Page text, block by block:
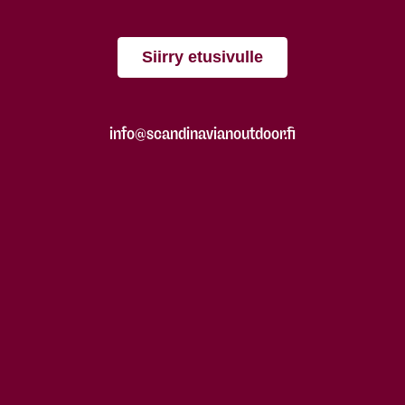
Siirry etusivulle
info@scandinavianoutdoor.fi